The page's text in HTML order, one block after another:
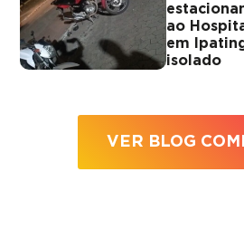
ao
em
isolado
VER BLOG